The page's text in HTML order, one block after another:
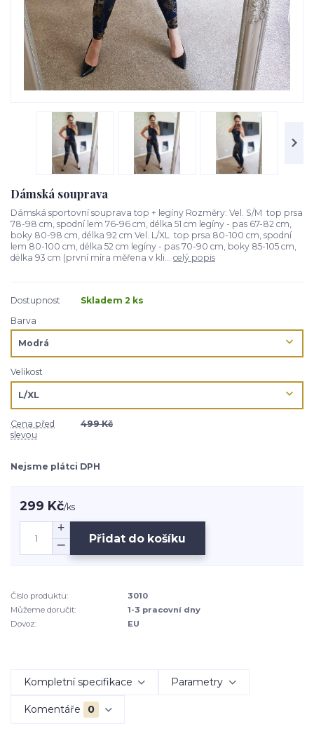
Dámská souprava
Dámská sportovní souprava top + legíny Rozměry: Vel. S/M top prsa
78-98 cm, spodní lem 76-96 cm, délka 51 cm legíny - pas 67-82 cm,
boky 80-98 cm, délka 92 cm Vel. L/XL top prsa 80-100 cm, spodní
lem 80-100 cm, délka 52 cm legíny - pas 70-90 cm, boky 85-105 cm,
délka 93 cm (první míra měřena v kli... celý popis
Dostupnost
Skladem 2 ks
Barva
Velikost
Cena před
slevou
499 Kč
Nejsme plátci DPH
299 Kč/ks
Přidat do košíku
Číslo produktu:
3010
Můžeme doručit:
1-3 pracovní dny
Dovoz:
EU
Kompletní specifikace Parametry
Komentáře 0